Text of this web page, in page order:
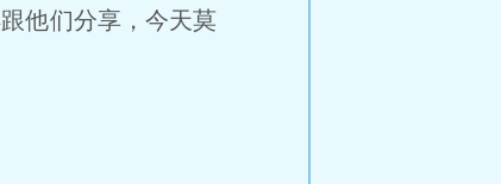
他们分享，今天莫